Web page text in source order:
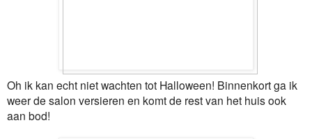
Oh ik kan echt niet wachten tot Halloween! Binnenkort ga ik
weer de salon versieren en komt de rest van het huis ook
aan bod!